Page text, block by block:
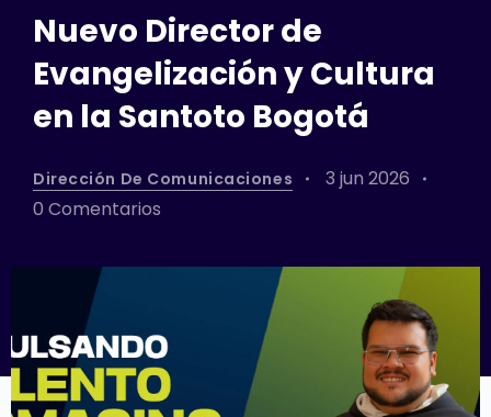
Nuevo Director de
Evangelización y Cultura
en la Santoto Bogotá
Dirección De Comunicaciones
3 jun 2026
0 Comentarios